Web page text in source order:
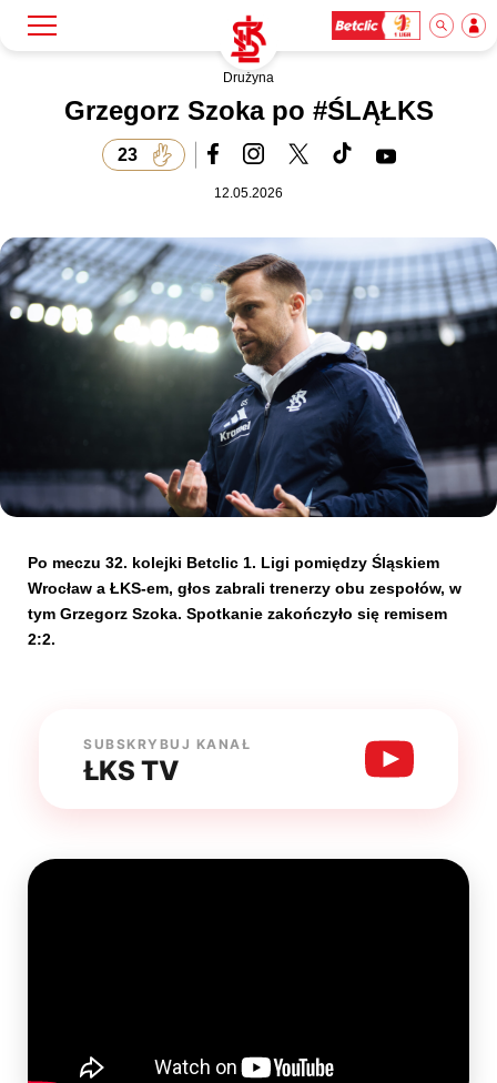
Klub
Bilety
Akademia
Dla mediów
Kibice
SKLEP KUP BILET
Drużyna
Grzegorz Szoka po #ŚLĄŁKS
23
12.05.2026
Po meczu 32. kolejki Betclic 1. Ligi pomiędzy Śląskiem
Wrocław a ŁKS-em, głos zabrali trenerzy obu zespołów, w
tym Grzegorz Szoka. Spotkanie zakończyło się remisem
2:2.
SUBSKRYBUJ KANAŁ
ŁKS TV